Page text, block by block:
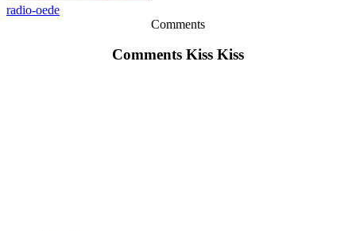
radio-oede
Comments
Comments Kiss Kiss